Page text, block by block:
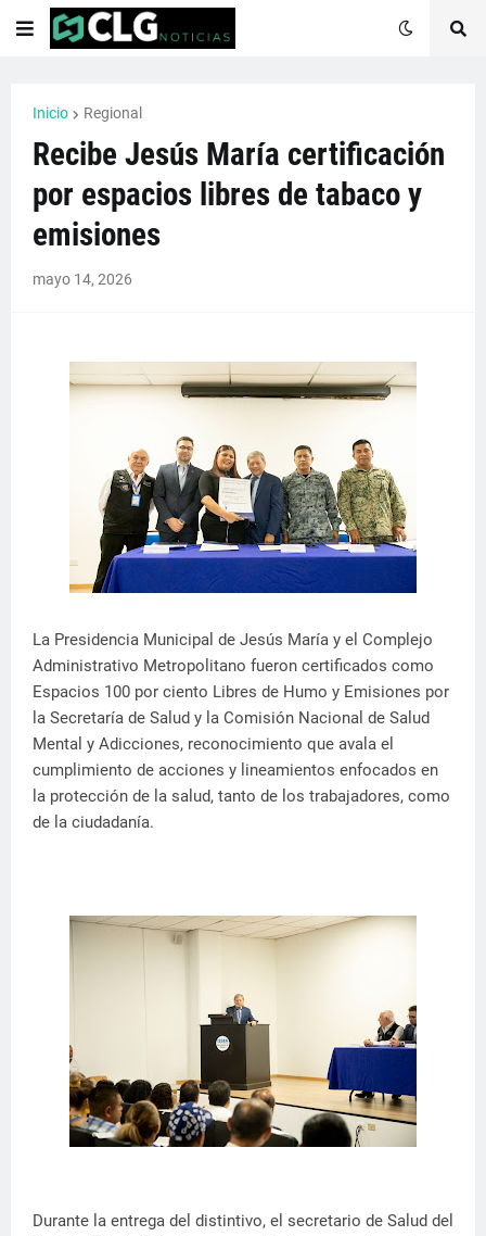
Inicio Regional
Recibe Jesús María certificación
por espacios libres de tabaco y
emisiones
mayo 14, 2026
La Presidencia Municipal de Jesús María y el Complejo
Administrativo Metropolitano fueron certificados como
Espacios 100 por ciento Libres de Humo y Emisiones por
la Secretaría de Salud y la Comisión Nacional de Salud
Mental y Adicciones, reconocimiento que avala el
cumplimiento de acciones y lineamientos enfocados en
la protección de la salud, tanto de los trabajadores, como
de la ciudadanía.
Durante la entrega del distintivo, el secretario de Salud del